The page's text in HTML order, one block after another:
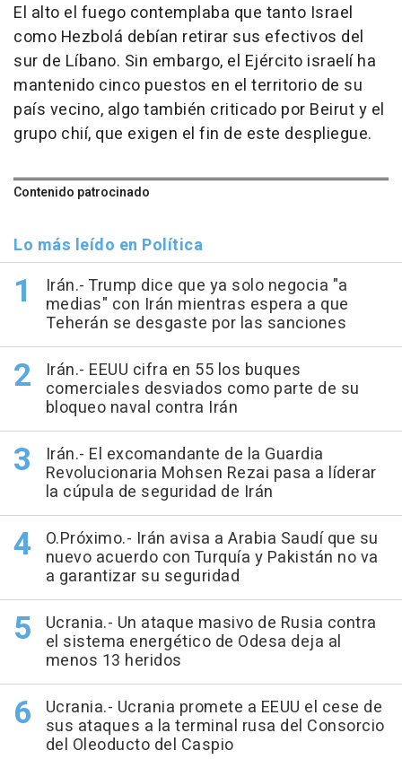
El alto el fuego contemplaba que tanto Israel
como Hezbolá debían retirar sus efectivos del
sur de Líbano. Sin embargo, el Ejército israelí ha
mantenido cinco puestos en el territorio de su
país vecino, algo también criticado por Beirut y el
grupo chií, que exigen el fin de este despliegue.
Contenido patrocinado
Lo más leído en Política
Irán.- Trump dice que ya solo negocia "a
medias" con Irán mientras espera a que
Teherán se desgaste por las sanciones
Irán.- EEUU cifra en 55 los buques
comerciales desviados como parte de su
bloqueo naval contra Irán
Irán.- El excomandante de la Guardia
Revolucionaria Mohsen Rezai pasa a líderar
la cúpula de seguridad de Irán
O.Próximo.- Irán avisa a Arabia Saudí que su
nuevo acuerdo con Turquía y Pakistán no va
a garantizar su seguridad
Ucrania.- Un ataque masivo de Rusia contra
el sistema energético de Odesa deja al
menos 13 heridos
Ucrania.- Ucrania promete a EEUU el cese de
sus ataques a la terminal rusa del Consorcio
del Oleoducto del Caspio